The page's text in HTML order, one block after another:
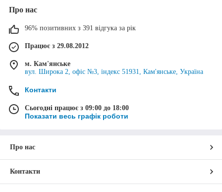
чи будь-яке інше свято!
Повірте, йому вона точно
Перейти до вибору
Мій маленький поні: іграшки, їх
Сучасний ринок іграшок переповнений пропозиціями. Аксесуари
створюються за мотивами різних мультиків, фільмів та навіть
аніме та відрізняються один від одного не лише різноманіттям
Про нас
96% позитивних з 391 відгука за рік
Працює з 29.08.2012
м. Кам'янське
вул. Широка 2, офіс №3, індекс 51931, Кам'янське, Україна
Контакти
Сьогодні працює з 09:00 до 18:00
Показати весь графік роботи
Про нас
Контакти